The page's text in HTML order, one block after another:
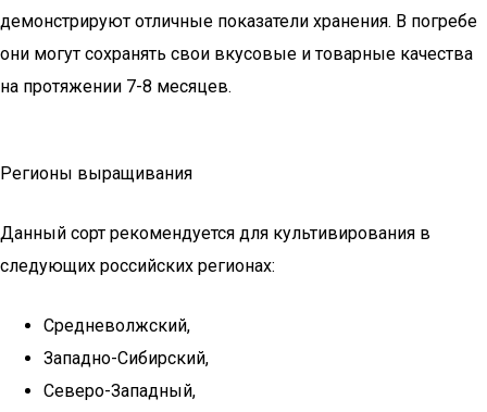
демонстрируют отличные показатели хранения. В погребе
они могут сохранять свои вкусовые и товарные качества
на протяжении 7-8 месяцев.
Регионы выращивания
Данный сорт рекомендуется для культивирования в
следующих российских регионах:
Средневолжский,
Западно-Сибирский,
Северо-Западный,